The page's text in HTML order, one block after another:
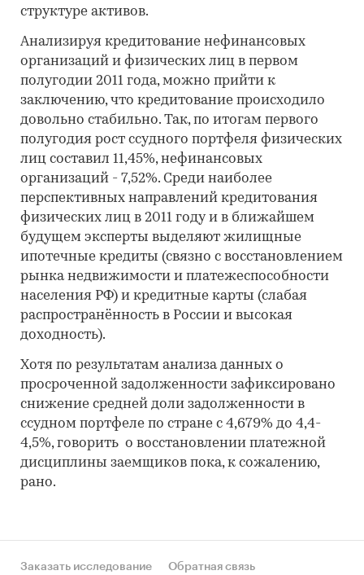
структуре активов.
Анализируя кредитование нефинансовых
организаций и физических лиц в первом
полугодии 2011 года, можно прийти к
заключению, что кредитование происходило
довольно стабильно. Так, по итогам первого
полугодия рост ссудного портфеля физических
лиц составил 11,45%, нефинансовых
организаций - 7,52%. Среди наиболее
перспективных направлений кредитования
физических лиц в 2011 году и в ближайшем
будущем эксперты выделяют жилищные
ипотечные кредиты (связно с восстановлением
рынка недвижимости и платежеспособности
населения РФ) и кредитные карты (слабая
распространённость в России и высокая
доходность).
Хотя по результатам анализа данных о
просроченной задолженности зафиксировано
снижение средней доли задолженности в
ссудном портфеле по стране с 4,679% до 4,4-
4,5%, говорить о восстановлении платежной
дисциплины заемщиков пока, к сожалению,
рано.
Заказать исследование Обратная связь